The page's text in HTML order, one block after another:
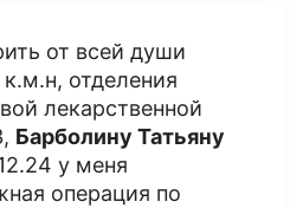
от всей души
отделения
лекарственной
Барболину Татьяну
у меня
операция по